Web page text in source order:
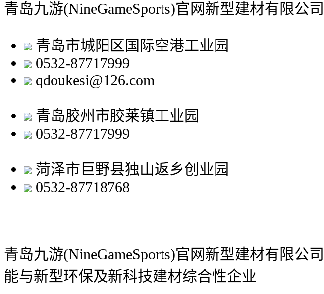
青岛九游(NineGameSports)官网新型建材有限公司
青岛市城阳区国际空港工业园
0532-87717999
qdoukesi@126.com
青岛胶州市胶莱镇工业园
0532-87717999
菏泽市巨野县独山返乡创业园
0532-87718768
青岛九游(NineGameSports)官网新型建材有限公司
能与新型环保及新科技建材综合性企业